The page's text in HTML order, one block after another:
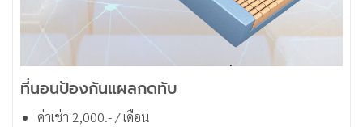
ที่นอนป้องกันแผลกดทับ
ค่าเช่า 2,000.- / เดือน